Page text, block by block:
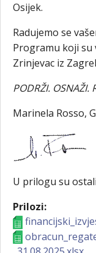
Osijek.
Radujemo se
Programu koji su
Zrinjevac iz
PODRŽI. OSNAŽI.
Marinela Rosso,
U prilogu su
Prilozi: